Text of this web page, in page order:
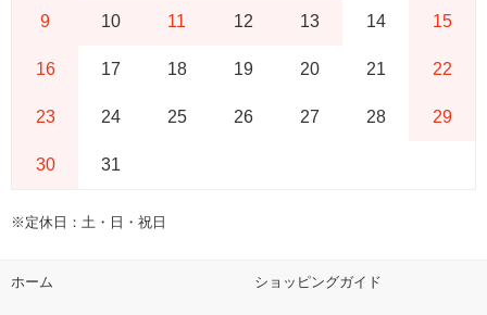
9 10 11 12 13 14 15
16 17 18 19 20 21 22
23 24 25 26 27 28 29
30 31
※定休日：土・日・祝日
ホーム ショッピングガイド